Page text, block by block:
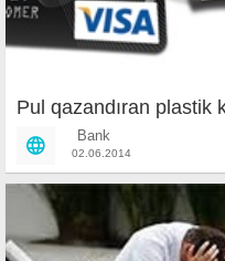
Pul qazandıran plastik
Bank
02.06.2014